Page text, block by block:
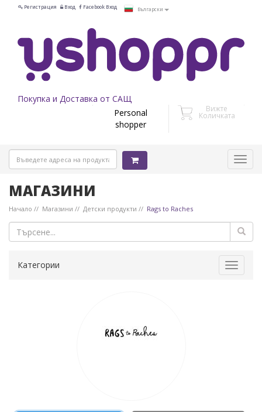
Регистрация Вход Facebook Вход Български
Покупка и Доставка от САЩ
Personal
shopper
Вижте
Количката
МАГАЗИНИ
Начало Магазини Детски продукти Rags to Raches
Toggle
Категории